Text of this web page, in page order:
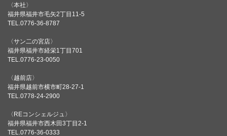
〈本社〉
福井県福井市毛矢2丁目11-5
TEL.0776-36-8787
〈サン二の宮店〉
福井県福井市経栄1丁目701
TEL.0776-23-0050
〈越前店〉
福井県越前市横市町28-27-1
TEL.0778-24-2900
〈REコンシェルジュ〉
福井県福井市西木田3丁目2-1
TEL.0776-36-0333